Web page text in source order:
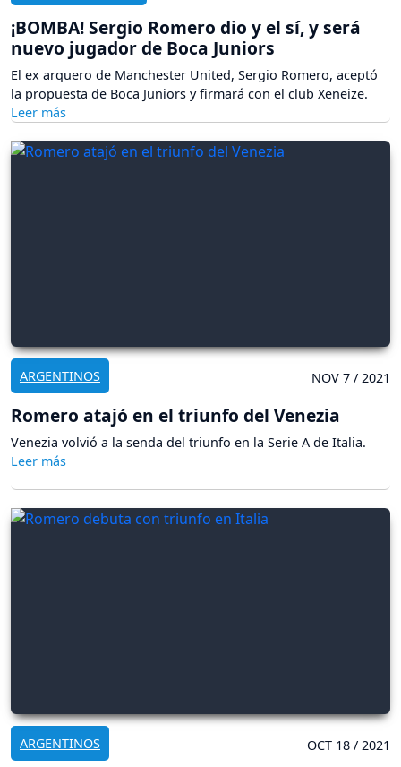
¡BOMBA! Sergio Romero dio y el sí, y será
nuevo jugador de Boca Juniors
El ex arquero de Manchester United, Sergio Romero, aceptó
la propuesta de Boca Juniors y firmará con el club Xeneize.
ARGENTINOS NOV 7 / 2021
Romero atajó en el triunfo del Venezia
Venezia volvió a la senda del triunfo en la Serie A de Italia.
ARGENTINOS OCT 18 / 2021